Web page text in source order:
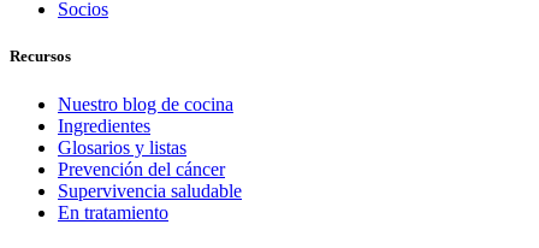
Socios
Recursos
Nuestro blog de cocina
Ingredientes
Glosarios y listas
Prevención del cáncer
Supervivencia saludable
En tratamiento